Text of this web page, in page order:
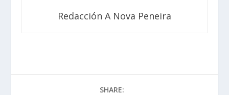
Redacción A Nova Peneira
SHARE: